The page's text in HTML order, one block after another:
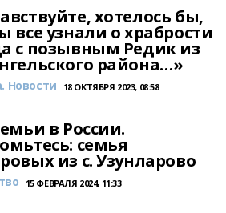
хотелось бы,
все узнали о храбрости
с позывным Редик из
района…»
Новости 18 ОКТЯБРЯ 2023, 08:58
в России.
семья
из с. Узунларово
15 ФЕВРАЛЯ 2024, 11:33